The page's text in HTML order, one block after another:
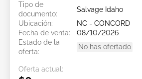
Tipo de
documento:
Salvage Idaho
Ubicación:
NC - CONCORD
Fecha de venta:
08/10/2026
Estado de la
oferta:
No has ofertado
Oferta actual: